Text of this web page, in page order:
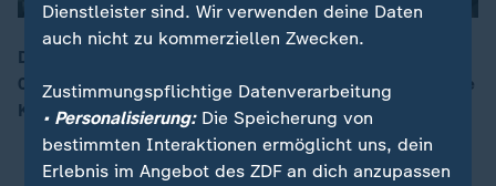
00:16
Das Bruttoinlandsprodukt sank im 2. Quartal 2025 um
0,1 %. Schwacher Konsum, weniger Investitionen – die
Konjunkturerholung bleibt weiter fragil.
Dienstleister sind. Wir verwenden deine Daten
auch nicht zu kommerziellen Zwecken.
Zustimmungspflichtige Datenverarbeitung
• Personalisierung:Die Speicherung von
bestimmten Interaktionen ermöglicht uns, dein
Erlebnis im Angebot des ZDF an dich anzupassen